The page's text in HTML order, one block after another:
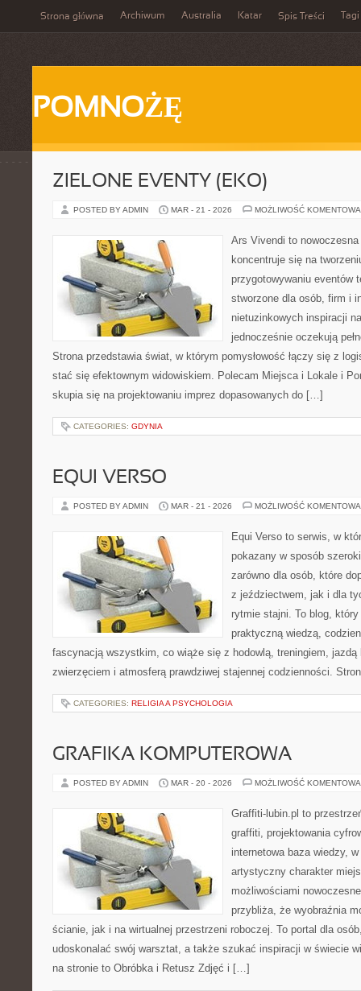
Strona główna Archiwum Australia Katar Spis Treści Tagi
POMNOŻĘ
ZIELONE EVENTY (EKO)
POSTED BY ADMIN MAR - 21 - 2026 MOŻLIWOŚĆ
Ars Vivendi to
koncentruje się na
przygotowywaniu eventów
stworzone dla osób, firm i
nietuzinkowych inspiracji
jednocześnie oczekują
Strona przedstawia świat, w którym pomysłowość łączy się z
stać się efektownym widowiskiem. Polecam Miejsca i Lokale i
skupia się na projektowaniu imprez dopasowanych do […]
CATEGORIES: GDYNIA
EQUI VERSO
POSTED BY ADMIN MAR - 21 - 2026 MOŻLIWOŚĆ
Equi Verso to serwis, w
pokazany w sposób
zarówno dla osób, które
z jeździectwem, jak i dla
rytmie stajni. To blog,
praktyczną wiedzą,
fascynacją wszystkim, co wiąże się z hodowlą, treningiem, jazdą
zwierzęciem i atmosferą prawdziwej stajennej codzienności.
CATEGORIES: RELIGIA A PSYCHOLOGIA
GRAFIKA KOMPUTEROWA
POSTED BY ADMIN MAR - 20 - 2026 MOŻLIWOŚĆ
Graffiti-lubin.pl to
graffiti, projektowania
internetowa baza wiedzy,
artystyczny charakter
możliwościami
przybliża, że wyobraźnia
ścianie, jak i na wirtualnej przestrzeni roboczej. To portal dla
udoskonalać swój warsztat, a także szukać inspiracji w świecie
na stronie to Obróbka i Retusz Zdjęć i […]